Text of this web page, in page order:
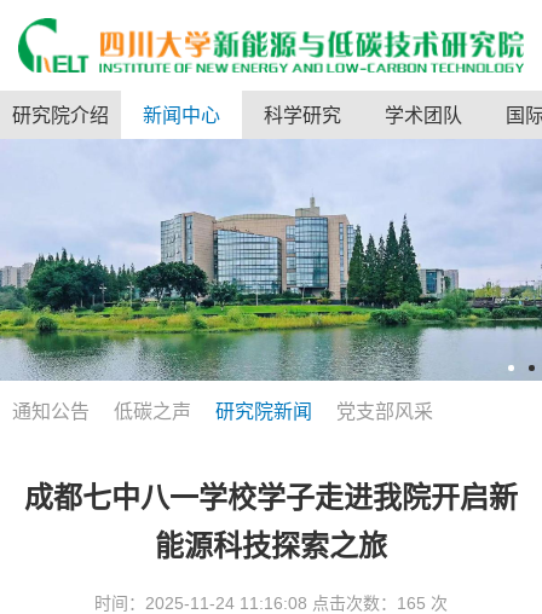
研究院介绍 新闻中心 科学研究 学术团队 国
通知公告 低碳之声 研究院新闻 党支部风采
成都七中八一学校学子走进我院开启新
能源科技探索之旅
时间：2025-11-24 11:16:08 点击次数： 165 次